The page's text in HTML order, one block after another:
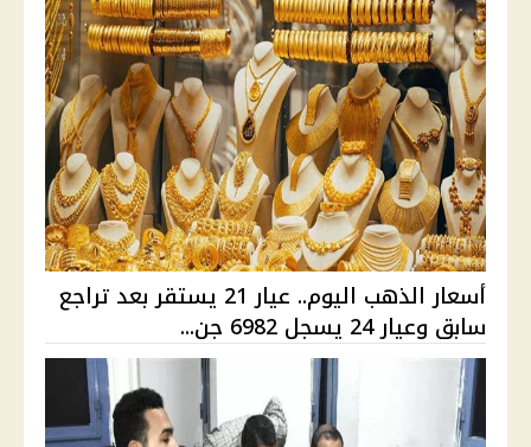
أسعار الذهب اليوم.. عيار 21 يستقر بعد تراجع
سابق وعيار 24 يسجل 6982 جن...